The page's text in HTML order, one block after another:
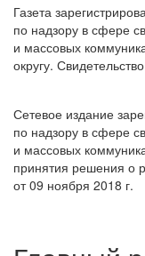
Газета
по надзору в сфере
и массовых
округу.
Сетевое издание
по надзору в сфере
и массовых
принятия решения о
от 09 ноября 2018 г.